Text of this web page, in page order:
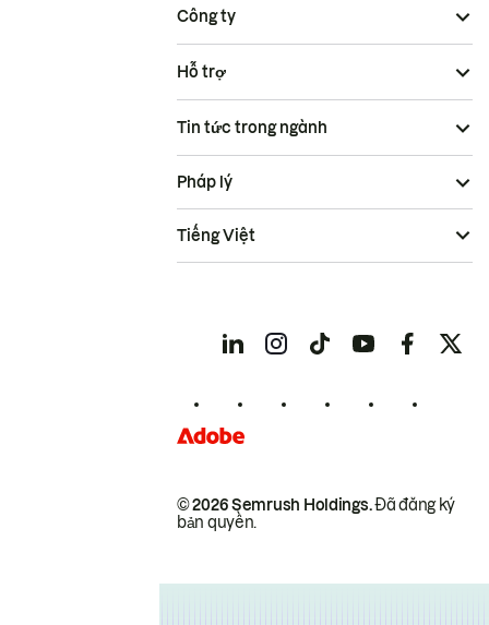
Công ty
Hỗ trợ
Tin tức trong ngành
© 2026 Semrush Holdings.Đã đăng ký
bản quyền.
Pháp lý
Tiếng Việt